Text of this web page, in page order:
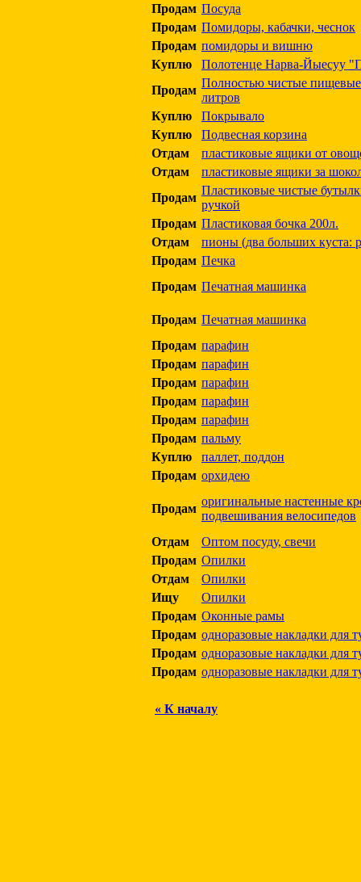
Продам Посуда
Продам Помидоры, кабачки, чеснок
Продам помидоры и вишню
Куплю
Полотенце Нарва-Йыесуу
Продам
Полностью чистые
литров
Куплю
Покрывало
Куплю
Подвесная корзина
Отдам
пластиковые ящики от
Отдам
пластиковые ящики за
Продам
Пластиковые чистые
ручкой
Продам Пластиковая бочка 200л.
Отдам
пионы (два больших куста:
Продам Печка
Продам Печатная машинка
Продам Печатная машинка
Продам парафин
Продам парафин
Продам парафин
Продам парафин
Продам парафин
Продам пальму
Куплю
паллет, поддон
Продам орхидею
Продам
оригинальные настенные
подвешивания велосипедов
Отдам
Оптом посуду, свечи
Продам Опилки
Отдам
Опилки
Ищу
Опилки
Продам Оконные рамы
Продам одноразовые накладки для
Продам одноразовые накладки для
Продам одноразовые накладки для
« К началу